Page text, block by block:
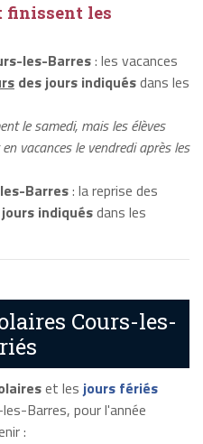
finissent les
les-Barres: les vacances
des jours indiquésdans les
le samedi, mais les élèves
vacances le vendredi après les
Barres: la reprise des
indiquésdans les
Cours-les-
et les jours fériés
Barres, pour l'année
: